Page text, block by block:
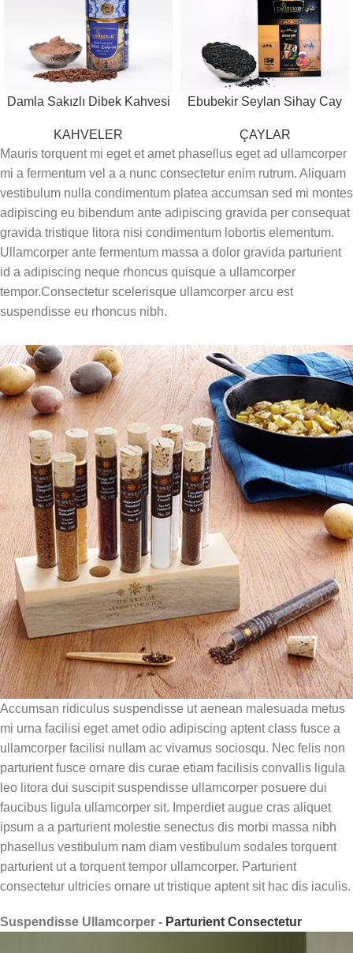
Damla Sakızlı Dibek Kahvesi
KAHVELER
Ebubekir Seylan Sihay Cay
ÇAYLAR
Mauris torquent mi eget et amet phasellus eget ad ullamcorper
mi a fermentum vel a a nunc consectetur enim rutrum. Aliquam
vestibulum nulla condimentum platea accumsan sed mi montes
adipiscing eu bibendum ante adipiscing gravida per consequat
gravida tristique litora nisi condimentum lobortis elementum.
Ullamcorper ante fermentum massa a dolor gravida parturient
id a adipiscing neque rhoncus quisque a ullamcorper
tempor.Consectetur scelerisque ullamcorper arcu est
suspendisse eu rhoncus nibh.
Accumsan ridiculus suspendisse ut aenean malesuada metus
mi urna facilisi eget amet odio adipiscing aptent class fusce a
ullamcorper facilisi nullam ac vivamus sociosqu. Nec felis non
parturient fusce ornare dis curae etiam facilisis convallis ligula
leo litora dui suscipit suspendisse ullamcorper posuere dui
faucibus ligula ullamcorper sit. Imperdiet augue cras aliquet
ipsum a a parturient molestie senectus dis morbi massa nibh
phasellus vestibulum nam diam vestibulum sodales torquent
parturient ut a torquent tempor ullamcorper. Parturient
consectetur ultricies ornare ut tristique aptent sit hac dis iaculis.
Suspendisse Ullamcorper - Parturient Consectetur